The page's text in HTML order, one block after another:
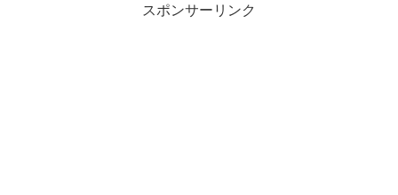
スポンサーリンク